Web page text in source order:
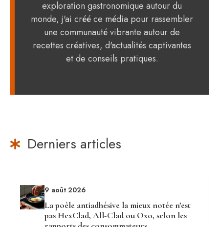
exploration gastronomique autour du
monde, j'ai créé ce média pour rassembler
une communauté vibrante autour de
recettes créatives, d'actualités captivantes
et de conseils pratiques.
Derniers articles
9 août 2026
La poêle antiadhésive la mieux notée n’est
pas HexClad, All-Clad ou Oxo, selon les